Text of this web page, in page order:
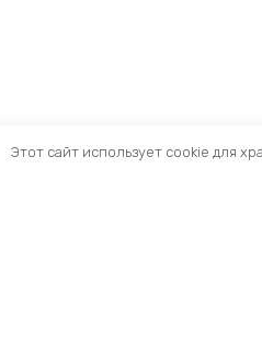
Этот сайт использует cookie для